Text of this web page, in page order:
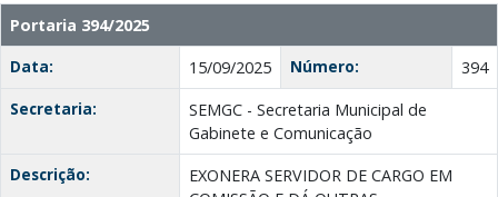
Portaria 394/2025
Data:
15/09/2025 Número:
394
Secretaria:
SEMGC - Secretaria Municipal de
Gabinete e Comunicação
Descrição:
EXONERA SERVIDOR DE CARGO EM